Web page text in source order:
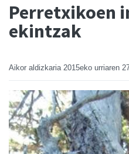
Perretxikoen
ekintzak
Aikor aldizkaria 2015eko urriaren